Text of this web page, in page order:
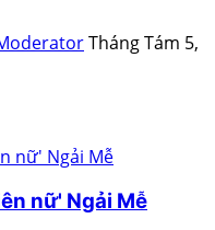
Tháng Tám 5,
nữ' Ngải Mễ